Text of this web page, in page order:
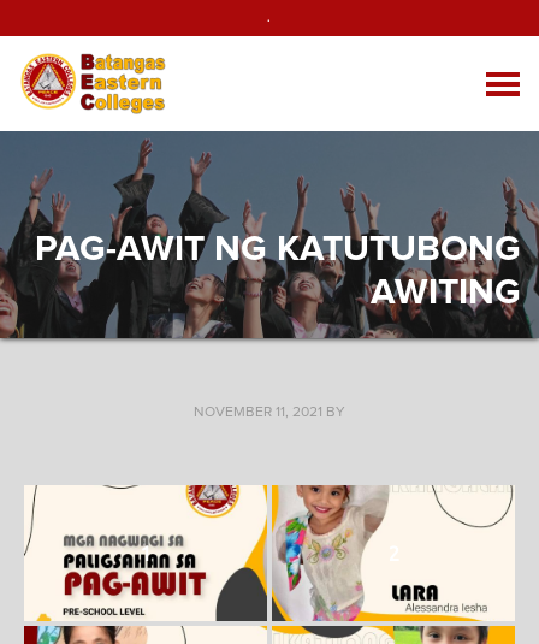
.
PAG-AWIT NG KATUTUBONG
AWITING
NOVEMBER 11, 2021 BY
1